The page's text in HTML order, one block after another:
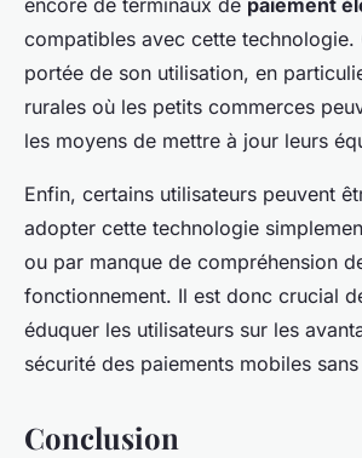
encore de terminaux de paiement
compatibles avec cette technologie.
portée de son utilisation, en
rurales où les petits commerces
les moyens de mettre à jour leurs
Enfin, certains utilisateurs peuvent
adopter cette technologie
ou par manque de compréhension
fonctionnement. Il est donc crucial
éduquer les utilisateurs sur les
sécurité des paiements mobiles
Conclusion